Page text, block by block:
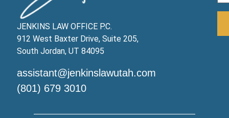
JENKINS LAW OFFICE P.C.
912 West Baxter Drive, Suite 205,
South Jordan, UT 84095
assistant@jenkinslawutah.com
(801) 679 3010